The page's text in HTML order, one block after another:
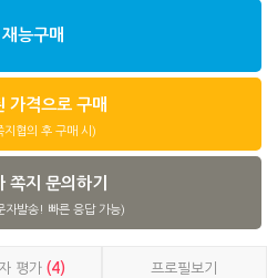
재능구매
가격으로 구매
지협의 후 구매 시)
쪽지 문의하기
자발송! 빠른 응답 가능)
평가(4) 프로필보기